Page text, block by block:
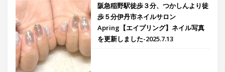
阪急稲野駅徒歩３分、つかしんより徒
歩５分伊丹市ネイルサロン
Apring【エイプリング】ネイル写真
を更新しました-2025.7.13